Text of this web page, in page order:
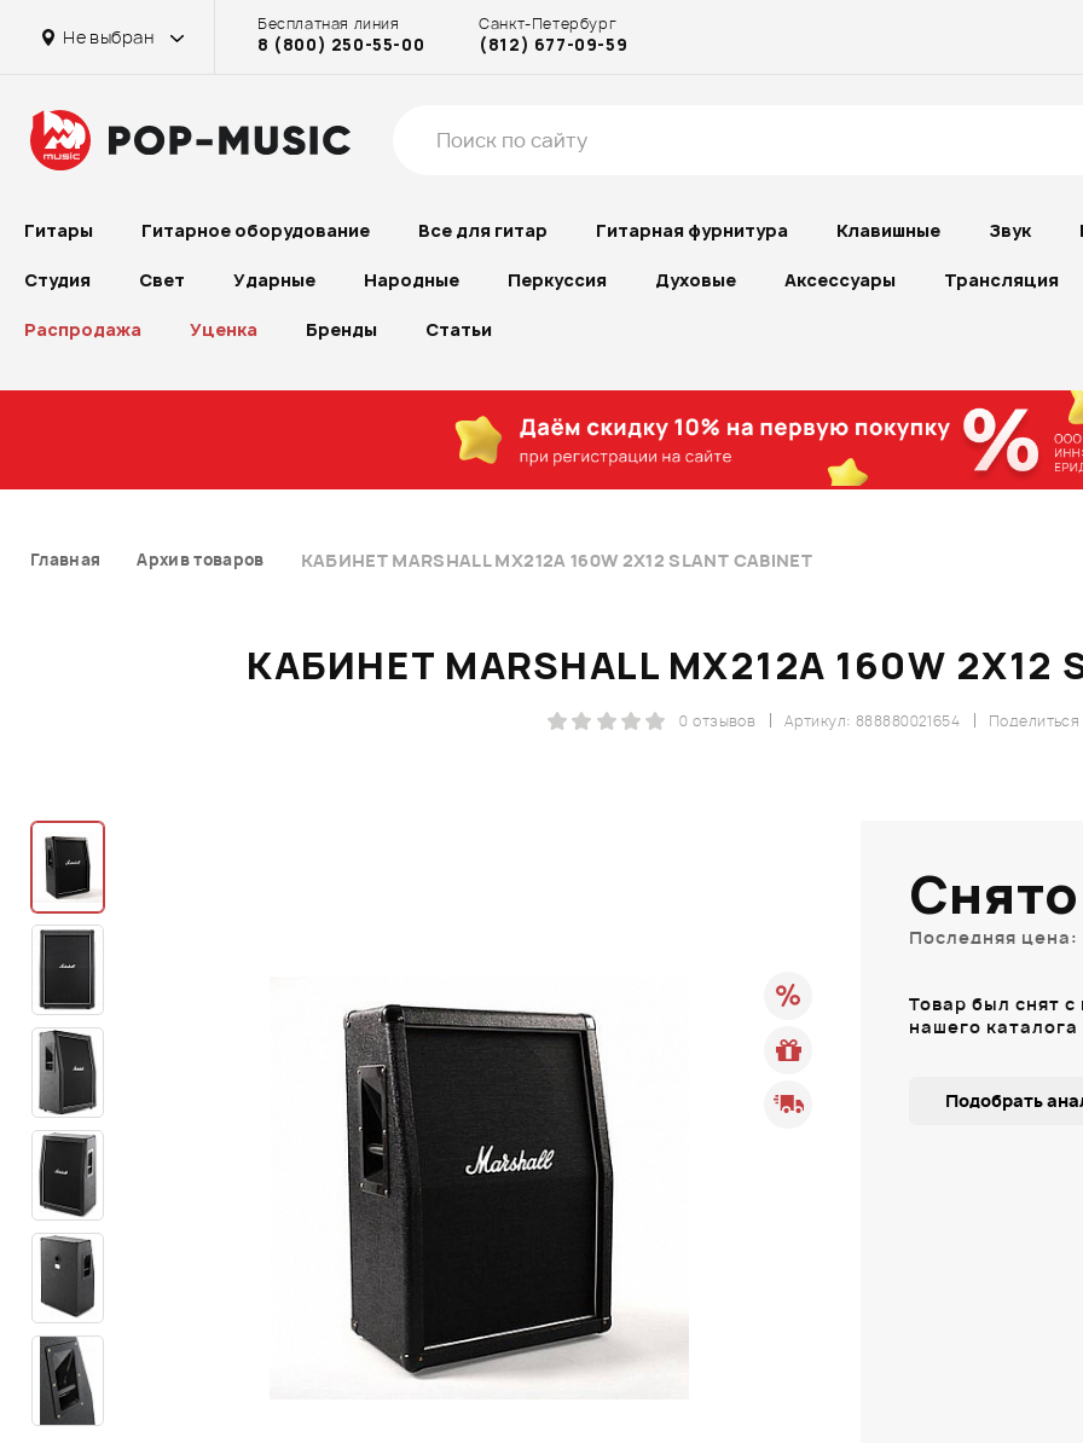
Не выбран
Бесплатная линия
8 (800) 250-55-00
Санкт-Петербург
(812) 677-09-59
Гитары Гитарное оборудование Все для гитар Гитарная фурнитура Клавишные Звук
Студия Свет Ударные Народные Перкуссия Духовые Аксессуары Трансляция
Распродажа Уценка Бренды Статьи
Главная Архив товаров КАБИНЕТ MARSHALL MX212A 160W 2X12 SLANT CABINET
КАБИНЕТ MARSHALL MX212A 160W 2X12
Поделиться
Артикул: 888880021654
0 отзывов
Последняя цена:
Товар был снят
нашего каталога
Подобрать